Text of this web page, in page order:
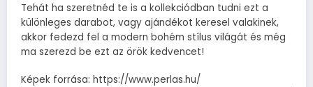
Tehát ha szeretnéd te is a kollekciódban tudni ezt a
különleges darabot, vagy ajándékot keresel valakinek,
akkor fedezd fel a modern bohém stílus világát és még
ma szerezd be ezt az örök kedvencet!
Képek forrása: https://www.perlas.hu/